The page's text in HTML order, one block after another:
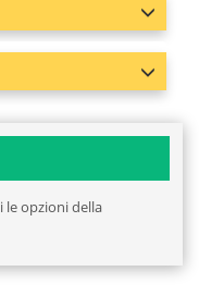
le opzioni della